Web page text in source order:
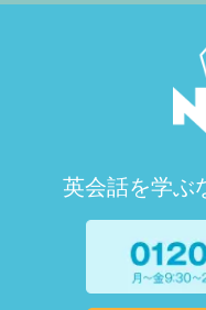
英会話を学ぶ